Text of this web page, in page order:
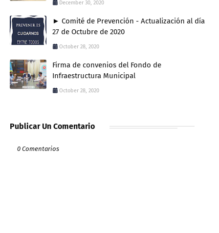
December 30, 2020
► Comité de Prevención - Actualización al día
27 de Octubre de 2020
October 28, 2020
Firma de convenios del Fondo de
Infraestructura Municipal
October 28, 2020
Publicar Un Comentario
0 Comentarios